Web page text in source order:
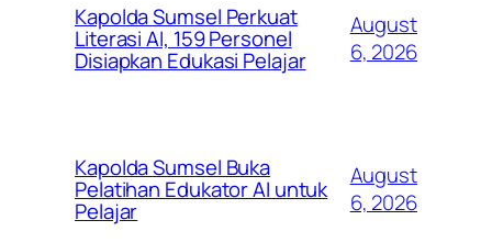
Kapolda Sumsel Perkuat
Literasi AI, 159 Personel
Disiapkan Edukasi Pelajar
August
6, 2026
Kapolda Sumsel Buka
Pelatihan Edukator AI untuk
Pelajar
August
6, 2026